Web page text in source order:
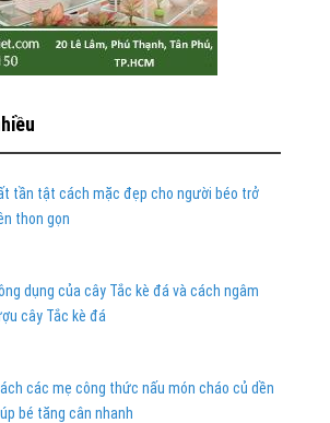
tần tật cách mặc đẹp cho người béo trở
thon gọn
dụng của cây Tắc kè đá và cách ngâm
cây Tắc kè đá
các mẹ công thức nấu món cháo củ dền
bé tăng cân nhanh